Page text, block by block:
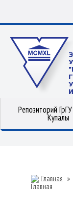
Репозиторий
Купалы
Главная »